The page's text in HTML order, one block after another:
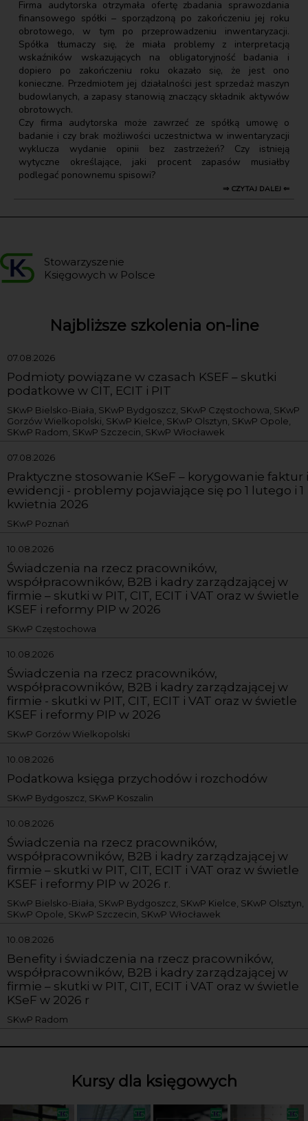
Firma audytorska otrzymała ofertę zbadania sprawozdania
finansowego spółki – sporządzoną po zakończeniu jej roku
obrotowego, w tym po przeprowadzeniu inwentaryzacji.
Spółka tłumaczy się, że miała problemy z interpretacją
wskaźników wskazujących na obligatoryjność badania i
dopiero po zakończeniu roku okazało się, że jest ono
konieczne. Przedmiotem jej działalności jest sprzedaż maszyn
budowlanych, a zapasy stanowią znaczący składnik aktywów
obrotowych.
Czy firma audytorska może zawrzeć ze spółką umowę o
badanie i czy brak możliwości uczestnictwa w inwentaryzacji
wyklucza wydanie opinii bez zastrzeżeń? Czy istnieją
wytyczne określające, jaki procent zapasów musiałby
podlegać ponownemu spisowi?
⇒ CZYTAJ DALEJ ⇐
Stowarzyszenie
Księgowych w Polsce
Najbliższe szkolenia on-line
07.08.2026
Podmioty powiązane w czasach KSEF – skutki
podatkowe w CIT, ECIT i PIT
SKwP Bielsko-Biała, SKwP Bydgoszcz, SKwP Częstochowa, SKwP
Gorzów Wielkopolski, SKwP Kielce, SKwP Olsztyn, SKwP Opole,
SKwP Radom, SKwP Szczecin, SKwP Włocławek
07.08.2026
Praktyczne stosowanie KSeF – korygowanie faktur i
ewidencji - problemy pojawiające się po 1 lutego i 1
kwietnia 2026
SKwP Poznań
10.08.2026
Świadczenia na rzecz pracowników,
współpracowników, B2B i kadry zarządzającej w
firmie – skutki w PIT, CIT, ECIT i VAT oraz w świetle
KSEF i reformy PIP w 2026
SKwP Częstochowa
10.08.2026
Świadczenia na rzecz pracowników,
współpracowników, B2B i kadry zarządzającej w
firmie - skutki w PIT, CIT, ECIT i VAT oraz w świetle
KSEF i reformy PIP w 2026
SKwP Gorzów Wielkopolski
10.08.2026
Podatkowa księga przychodów i rozchodów
SKwP Bydgoszcz, SKwP Koszalin
10.08.2026
Świadczenia na rzecz pracowników,
współpracowników, B2B i kadry zarządzającej w
firmie – skutki w PIT, CIT, ECIT i VAT oraz w świetle
KSEF i reformy PIP w 2026 r.
SKwP Bielsko-Biała, SKwP Bydgoszcz, SKwP Kielce, SKwP Olsztyn,
SKwP Opole, SKwP Szczecin, SKwP Włocławek
10.08.2026
Benefity i świadczenia na rzecz pracowników,
współpracowników, B2B i kadry zarządzającej w
firmie – skutki w PIT, CIT, ECIT i VAT oraz w świetle
KSeF w 2026 r
SKwP Radom
Kursy dla księgowych